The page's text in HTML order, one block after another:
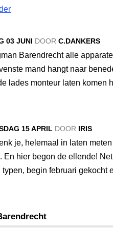
03 JUNI DOOR C.DANKERS
Barendrecht alle
mand hangt naar
lades monteur laten
15 APRIL DOOR IRIS
je, helemaal in laten
hier begon de ellende!
begin februari